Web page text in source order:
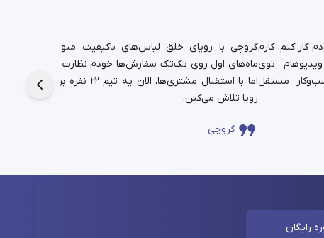
گروچی با رویای خلق لباس‌های باکیفیت متولد شد.
ماه‌های اول روی تک‌تک سفارش‌ها خودم نظارت داشتم،
اما با استقبال مشتری‌ها، الان یه تیم ۲۲ نفره برای این
رویا تلاش می‌کنن.
گروچی
کار کنم. کارم
توی
مستقل
رایگان